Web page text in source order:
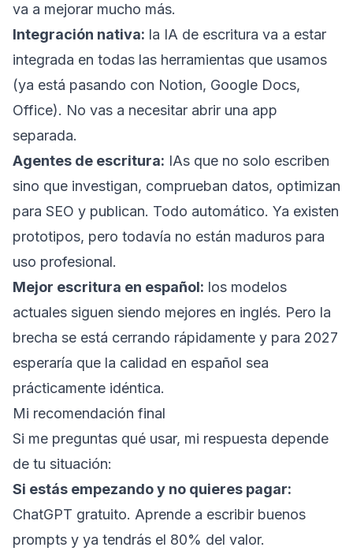
va a mejorar mucho más.
Integración nativa: la IA de escritura va a estar
integrada en todas las herramientas que usamos
(ya está pasando con Notion, Google Docs,
Office). No vas a necesitar abrir una app
separada.
Agentes de escritura: IAs que no solo escriben
sino que investigan, comprueban datos, optimizan
para SEO y publican. Todo automático. Ya existen
prototipos, pero todavía no están maduros para
uso profesional.
Mejor escritura en español: los modelos
actuales siguen siendo mejores en inglés. Pero la
brecha se está cerrando rápidamente y para 2027
esperaría que la calidad en español sea
prácticamente idéntica.
Mi recomendación final
Si me preguntas qué usar, mi respuesta depende
de tu situación:
Si estás empezando y no quieres pagar:
ChatGPT gratuito. Aprende a escribir buenos
prompts y ya tendrás el 80% del valor.